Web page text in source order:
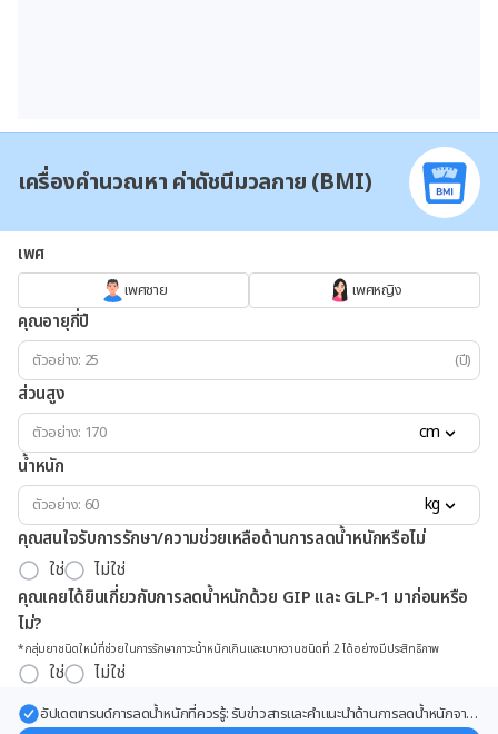
เครื่องคำนวณหา ค่าดัชนีมวลกาย (BMI)
เพศ
เพศชาย เพศหญิง
คุณอายุกี่ปี
(ปี)
ส่วนสูง
cm
น้ำหนัก
kg
คุณสนใจรับการรักษา/ความช่วยเหลือด้านการลดน้ำหนักหรือไม่
ใช่
ไม่ใช่
คุณเคยได้ยินเกี่ยวกับการลดน้ำหนักด้วย GIP และ GLP-1 มาก่อนหรือ
ไม่?
*กลุ่มยาชนิดใหม่ที่ช่วยในการรักษาภาวะน้ำหนักเกินและเบาหวานชนิดที่ 2 ได้อย่างมีประสิทธิภาพ
ใช่ ไม่ใช่
อัปเดตเทรนด์การลดน้ำหนักที่ควรรู้: รับข่าวสารและคำแนะนำด้านการลดน้ำหนักจาก